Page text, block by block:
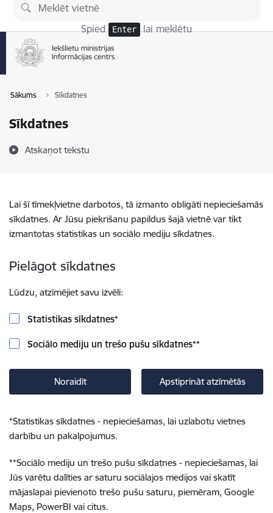
Pāriet uz lapas saturu
Spied Enter lai meklētu
Sākums Sīkdatnes
Sīkdatnes
Atskaņot tekstu
Lai šī tīmekļvietne darbotos, tā izmanto obligāti nepieciešamās
sīkdatnes. Ar Jūsu piekrišanu papildus šajā vietnē var tikt
izmantotas statistikas un sociālo mediju sīkdatnes.
Pielāgot sīkdatnes
Lūdzu, atzīmējiet savu izvēli:
Statistikas sīkdatnes*
Sociālo mediju un trešo pušu sīkdatnes**
Noraidīt Apstiprināt atzīmētās
*Statistikas sīkdatnes - nepieciešamas, lai uzlabotu vietnes
darbību un pakalpojumus.
**Sociālo mediju un trešo pušu sīkdatnes - nepieciešamas, lai
Jūs varētu dalīties ar saturu sociālajos medijos vai skatīt
mājaslapai pievienoto trešo pušu saturu, piemēram, Google
Maps, PowerBI vai citus.